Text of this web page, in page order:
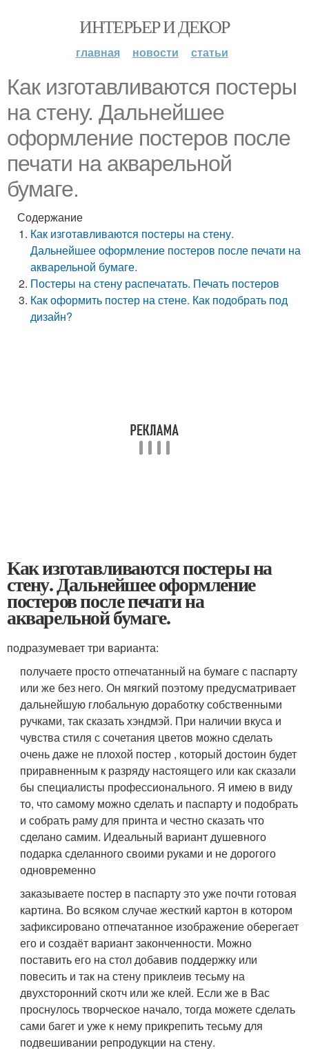
ИНТЕРЬЕР И ДЕКОР
главная новости статьи
Как изготавливаются постеры
на стену. Дальнейшее
оформление постеров после
печати на акварельной
бумаге.
Содержание
Как изготавливаются постеры на стену.
Дальнейшее оформление постеров после печати на
акварельной бумаге.
Постеры на стену распечатать. Печать постеров
Как оформить постер на стене. Как подобрать под
дизайн?
Как изготавливаются постеры на
стену. Дальнейшее оформление
постеров после печати на
акварельной бумаге.
подразумевает три варианта:
получаете просто отпечатанный на бумаге с паспарту
или же без него. Он мягкий поэтому предусматривает
дальнейшую глобальную доработку собственными
ручками, так сказать хэндмэй. При наличии вкуса и
чувства стиля с сочетания цветов можно сделать
очень даже не плохой постер , который достоин будет
приравненным к разряду настоящего или как сказали
бы специалисты профессионального. Я имею в виду
то, что самому можно сделать и паспарту и подобрать
и собрать раму для принта и честно сказать что
сделано самим. Идеальный вариант душевного
подарка сделанного своими руками и не дорогого
одновременно
заказываете постер в паспарту это уже почти готовая
картина. Во всяком случае жесткий картон в котором
зафиксировано отпечатанное изображение оберегает
его и создаёт вариант законченности. Можно
поставить его на стол добавив поддержку или
повесить и так на стену приклеив тесьму на
двухсторонний скотч или же клей. Если же в Вас
проснулось творческое начало, тогда можете сделать
сами багет и уже к нему прикрепить тесьму для
подвешивании репродукции на стену.